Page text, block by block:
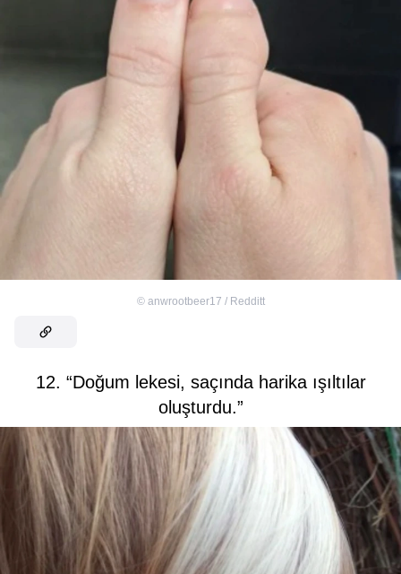
© anwrootbeer17 / Redditt
12. “Doğum lekesi, saçında harika ışıltılar
oluşturdu.”